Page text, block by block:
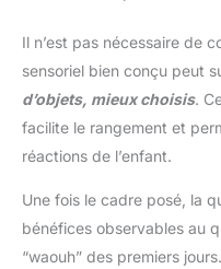
Il n’est pas nécessaire de
sensoriel bien conçu peut
d’objets, mieux choisis.
facilite le rangement et
réactions de l’enfant.
Une fois le cadre posé, la
bénéfices observables au
“waouh” des premiers jours.